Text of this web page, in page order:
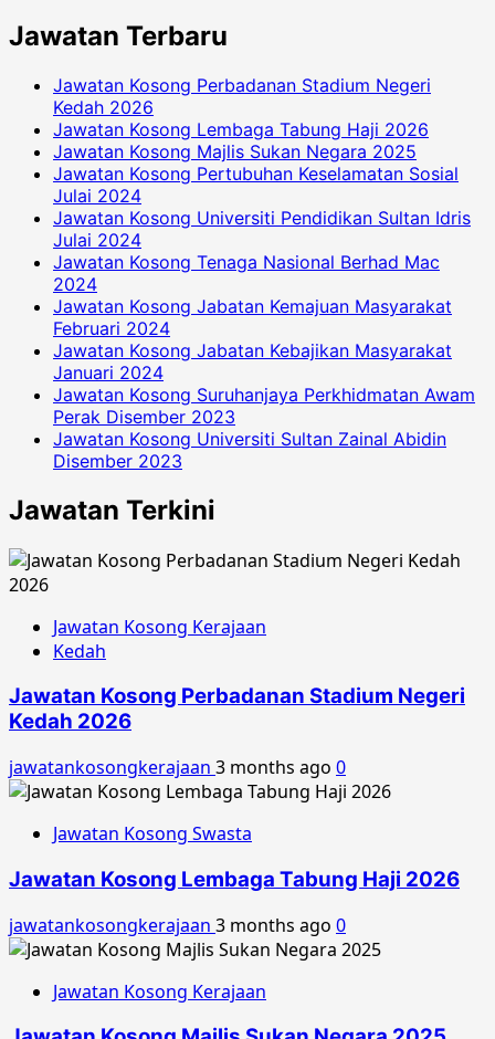
Jawatan Terbaru
Jawatan Kosong Perbadanan Stadium Negeri
Kedah 2026
Jawatan Kosong Lembaga Tabung Haji 2026
Jawatan Kosong Majlis Sukan Negara 2025
Jawatan Kosong Pertubuhan Keselamatan Sosial
Julai 2024
Jawatan Kosong Universiti Pendidikan Sultan Idris
Julai 2024
Jawatan Kosong Tenaga Nasional Berhad Mac
2024
Jawatan Kosong Jabatan Kemajuan Masyarakat
Februari 2024
Jawatan Kosong Jabatan Kebajikan Masyarakat
Januari 2024
Jawatan Kosong Suruhanjaya Perkhidmatan Awam
Perak Disember 2023
Jawatan Kosong Universiti Sultan Zainal Abidin
Disember 2023
Jawatan Terkini
Jawatan Kosong Kerajaan
Kedah
Jawatan Kosong Perbadanan Stadium Negeri
Kedah 2026
jawatankosongkerajaan 3 months ago 0
Jawatan Kosong Swasta
Jawatan Kosong Lembaga Tabung Haji 2026
jawatankosongkerajaan 3 months ago 0
Jawatan Kosong Kerajaan